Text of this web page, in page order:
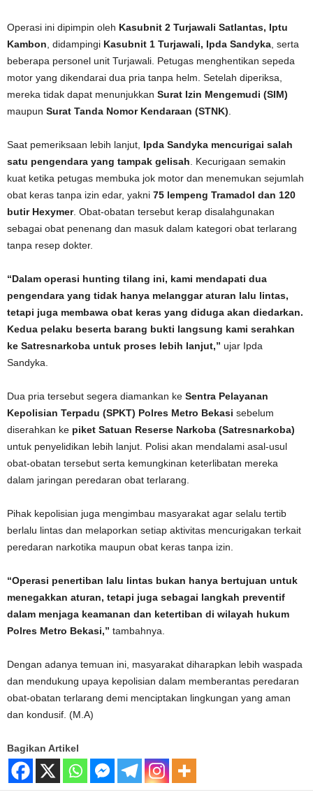
Operasi ini dipimpin oleh Kasubnit 2 Turjawali Satlantas, Iptu
Kambon , didampingi Kasubnit 1 Turjawali, Ipda Sandyka , serta
beberapa personel unit Turjawali. Petugas menghentikan sepeda
motor yang dikendarai dua pria tanpa helm. Setelah diperiksa,
mereka tidak dapat menunjukkan Surat Izin Mengemudi (SIM)
maupun Surat Tanda Nomor Kendaraan (STNK)
Saat pemeriksaan lebih lanjut, Ipda Sandyka mencurigai salah
satu pengendara yang tampak gelisah . Kecurigaan semakin
kuat ketika petugas membuka jok motor dan menemukan sejumlah
obat keras tanpa izin edar, yakni 75 lempeng Tramadol dan 120
butir Hexymer. Obat-obatan tersebut kerap disalahgunakan
sebagai obat penenang dan masuk dalam kategori obat terlarang
tanpa resep dokter.
“Dalam operasi hunting tilang ini, kami mendapati dua
pengendara yang tidak hanya melanggar aturan lalu lintas,
tetapi juga membawa obat keras yang diduga akan diedarkan.
Kedua pelaku beserta barang bukti langsung kami serahkan
ke Satresnarkoba untuk proses lebih lanjut,” ujar Ipda
Sandyka.
Dua pria tersebut segera diamankan ke Sentra Pelayanan
Kepolisian Terpadu (SPKT) Polres Metro Bekasi sebelum
diserahkan ke piket Satuan Reserse Narkoba (Satresnarkoba)
untuk penyelidikan lebih lanjut. Polisi akan mendalami asal-usul
obat-obatan tersebut serta kemungkinan keterlibatan mereka
dalam jaringan peredaran obat terlarang.
Pihak kepolisian juga mengimbau masyarakat agar selalu tertib
berlalu lintas dan melaporkan setiap aktivitas mencurigakan terkait
peredaran narkotika maupun obat keras tanpa izin.
“Operasi penertiban lalu lintas bukan hanya bertujuan untuk
menegakkan aturan, tetapi juga sebagai langkah preventif
dalam menjaga keamanan dan ketertiban di wilayah hukum
Polres Metro Bekasi,” tambahnya.
Dengan adanya temuan ini, masyarakat diharapkan lebih waspada
dan mendukung upaya kepolisian dalam memberantas peredaran
obat-obatan terlarang demi menciptakan lingkungan yang aman
dan kondusif. (M.A)
Bagikan Artikel